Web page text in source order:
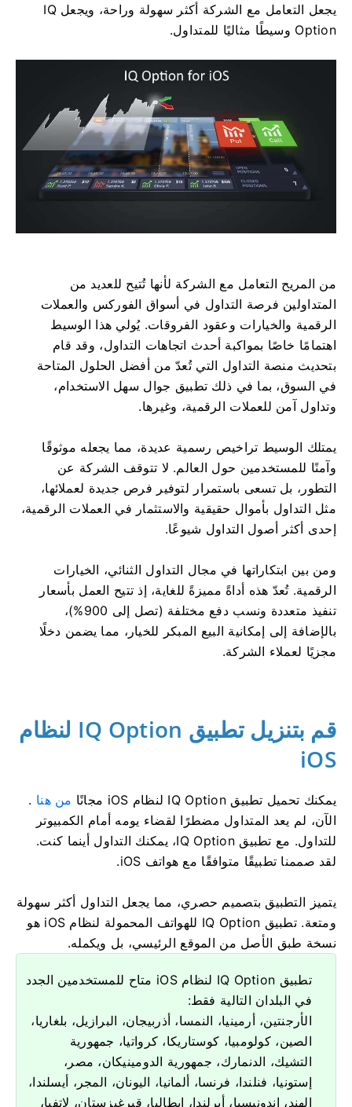
يجعل التعامل مع الشركة أكثر سهولة وراحة، ويجعل IQ
Option وسيطًا مثاليًا للمتداول.
من المريح التعامل مع الشركة لأنها تُتيح للعديد من
المتداولين فرصة التداول في أسواق الفوركس والعملات
الرقمية والخيارات وعقود الفروقات. يُولي هذا الوسيط
اهتمامًا خاصًا بمواكبة أحدث اتجاهات التداول، وقد قام
بتحديث منصة التداول التي تُعدّ من أفضل الحلول المتاحة
في السوق، بما في ذلك تطبيق جوال سهل الاستخدام،
وتداول آمن للعملات الرقمية، وغيرها.
يمتلك الوسيط تراخيص رسمية عديدة، مما يجعله موثوقًا
وآمنًا للمستخدمين حول العالم. لا تتوقف الشركة عن
التطور، بل تسعى باستمرار لتوفير فرص جديدة لعملائها،
مثل التداول بأموال حقيقية والاستثمار في العملات الرقمية،
إحدى أكثر أصول التداول شيوعًا.
ومن بين ابتكاراتها في مجال التداول الثنائي، الخيارات
الرقمية. تُعدّ هذه أداةً مميزةً للغاية، إذ تتيح العمل بأسعار
تنفيذ متعددة ونسب دفع مختلفة (تصل إلى 900%)،
بالإضافة إلى إمكانية البيع المبكر للخيار، مما يضمن دخلًا
مجزيًا لعملاء الشركة.
قم بتنزيل تطبيق IQ Option لنظام
iOS
يمكنك تحميل تطبيق IQ Option لنظام iOS مجانًا من هنا .
الآن، لم يعد المتداول مضطرًا لقضاء يومه أمام الكمبيوتر
للتداول. مع تطبيق IQ Option، يمكنك التداول أينما كنت.
لقد صممنا تطبيقًا متوافقًا مع هواتف iOS.
يتميز التطبيق بتصميم حصري، مما يجعل التداول أكثر سهولة
ومتعة. تطبيق IQ Option للهواتف المحمولة لنظام iOS هو
نسخة طبق الأصل من الموقع الرئيسي، بل ويكمله.
تطبيق IQ Option لنظام iOS متاح للمستخدمين الجدد
في البلدان التالية فقط:
الأرجنتين، أرمينيا، النمسا، أذربيجان، البرازيل، بلغاريا،
الصين، كولومبيا، كوستاريكا، كرواتيا، جمهورية
التشيك، الدنمارك، جمهورية الدومينيكان، مصر،
إستونيا، فنلندا، فرنسا، ألمانيا، اليونان، المجر، أيسلندا،
الهند، إندونيسيا، أيرلندا، إيطاليا، قيرغيزستان، لاتفيا،